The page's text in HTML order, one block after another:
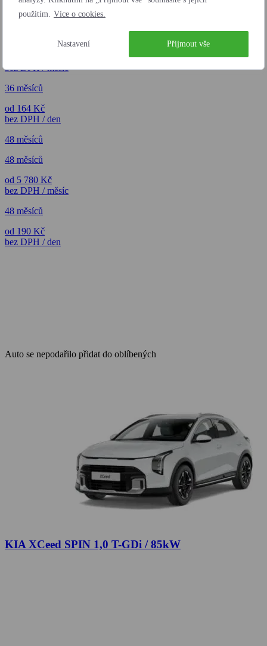
použitím. Více o cookies.
Nastavení Přijmout vše
36 měsíců
bez DPH / měsíc
36 měsíců
od 164 Kč
bez DPH / den
48 měsíců
48 měsíců
od 5 780 Kč
bez DPH / měsíc
48 měsíců
od 190 Kč
bez DPH / den
Auto se nepodařilo přidat do oblíbených
KIA XCeed SPIN 1,0 T-GDi / 85kW